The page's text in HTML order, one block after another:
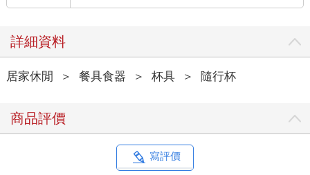
詳細資料
居家休閒 ＞ 餐具食器 ＞ 杯具 ＞ 隨行杯
商品評價
寫評價